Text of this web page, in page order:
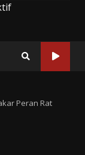
Peran Rat